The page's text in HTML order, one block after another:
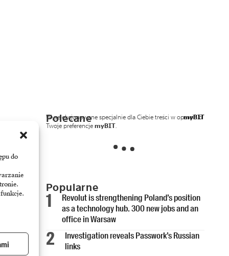
do
Polecane myBIT
Wyselekcjonowane specjalnie dla Ciebie treści w oparciu o
Twoje preferencjemyBIT.
Popularne
Revolut is strengthening Poland’s position
as a technology hub. 300 new jobs and an
office in Warsaw
Investigation reveals Passwork’s Russian
links